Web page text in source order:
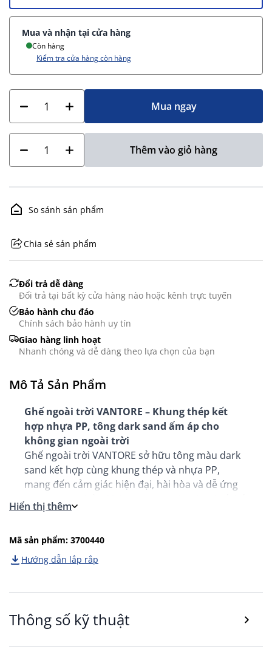
Mua và nhận tại cửa hàng
Còn hàng
Kiểm tra cửa hàng còn hàng
Mua ngay
Thêm vào giỏ hàng
So sánh sản phẩm
GHS07 - Advarsel
Chia sẻ sản phẩm
Đổi trả dễ dàng
Đổi trả tại bất kỳ cửa hàng nào hoặc kênh trực tuyến
Bảo hành chu đáo
Chính sách bảo hành uy tín
Giao hàng linh hoạt
Nhanh chóng và dễ dàng theo lựa chọn của bạn
Mô Tả Sản Phẩm
Ghế ngoài trời VANTORE – Khung thép kết
hợp nhựa PP, tông dark sand ấm áp cho
không gian ngoài trời
Ghế ngoài trời VANTORE sở hữu tông màu dark
sand kết hợp cùng khung thép và nhựa PP,
mang đến cảm giác hiện đại, hài hòa và dễ ứng
phù hợp cho ban công, sân vườn hoặc khu vực
áp.
Hiển thị thêm
Mã sản phẩm: 3700440
Hướng dẵn lắp rắp
Thông số kỹ thuật